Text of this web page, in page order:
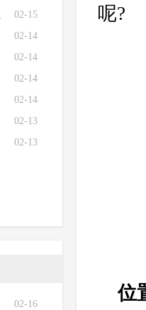
02-15
02-14
02-14
02-14
02-14
02-13
02-13
02-16
呢?
位